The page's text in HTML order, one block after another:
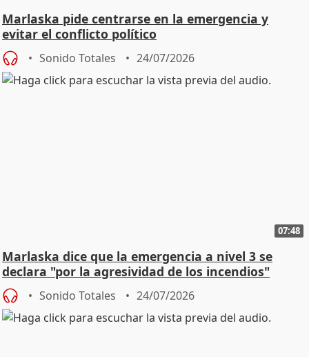
Marlaska pide centrarse en la emergencia y
evitar el conflicto político
Sonido Totales 24/07/2026
07:48
Marlaska dice que la emergencia a nivel 3 se
declara "por la agresividad de los incendios"
Sonido Totales 24/07/2026